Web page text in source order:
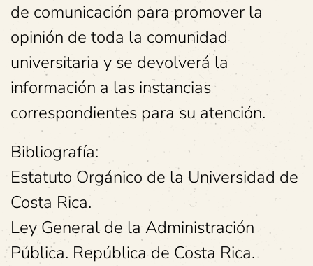
de comunicación para promover la
opinión de toda la comunidad
universitaria y se devolverá la
información a las instancias
correspondientes para su atención.
Bibliografía:
Estatuto Orgánico de la Universidad de
Costa Rica.
Ley General de la Administración
Pública. República de Costa Rica.